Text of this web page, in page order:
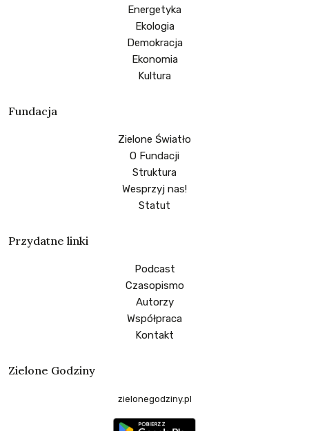
Energetyka
Ekologia
Demokracja
Ekonomia
Kultura
Fundacja
Zielone Światło
O Fundacji
Struktura
Wesprzyj nas!
Statut
Przydatne linki
Podcast
Czasopismo
Autorzy
Współpraca
Kontakt
Zielone Godziny
zielonegodziny.pl